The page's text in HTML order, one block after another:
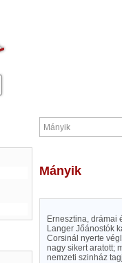
Mányik
Ernesztina, drámai
Langer Jőánostók
Corsinál nyerte
nagy sikert aratott;
nemzeti szinház